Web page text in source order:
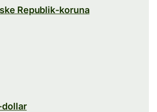
Republik-koruna
dollar